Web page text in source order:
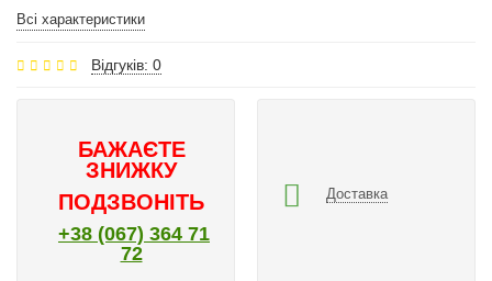
Всі характеристики
Відгуків: 0
БАЖАЄТЕ
ЗНИЖКУ
ПОДЗВОНІТЬ
+38 (067) 364 71
72
Доставка